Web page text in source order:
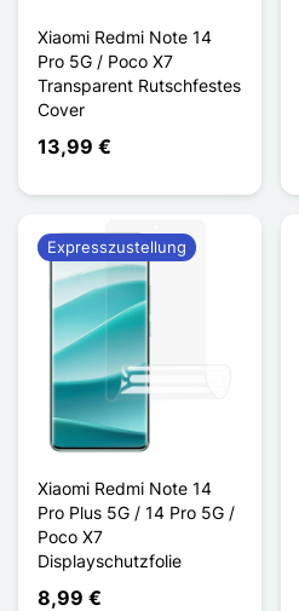
Xiaomi Redmi Note 14
Pro 5G / Poco X7
Transparent Rutschfestes
Cover
13,99 €
Xiaomi Redmi Note 14
Pro Plus 5G / 14 Pro 5G /
Poco X7
Displayschutzfolie
8,99 €
Expresszustellung